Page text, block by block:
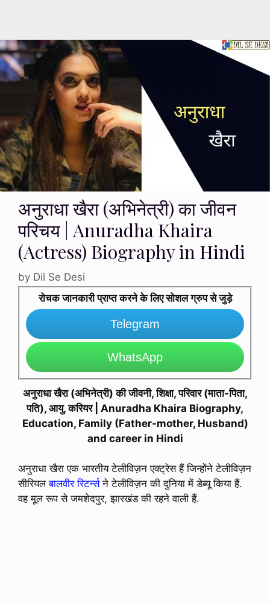
अनुराधा खैरा (अभिनेत्री) का जीवन
परिचय | Anuradha Khaira
(Actress) Biography in Hindi
by Dil Se Desi
रोचक जानकारी प्राप्त करने के लिए सोशल ग्रुप से जुड़े
Telegram
WhatsApp
अनुराधा खैरा (अभिनेत्री) की जीवनी, शिक्षा, परिवार (माता-पिता,
पति), आयु, करियर | Anuradha Khaira Biography,
Education, Family (Father-mother, Husband)
and career in Hindi
अनुराधा खैरा एक भारतीय टेलीविज़न एक्ट्रेस हैं जिन्होंने टेलीविज़न
सीरियलबालवीर रिटर्न्सने टेलीविज़न की दुनिया में डेब्यू किया हैं.
वह मूल रूप से जमशेदपुर, झारखंड की रहने वाली हैं.